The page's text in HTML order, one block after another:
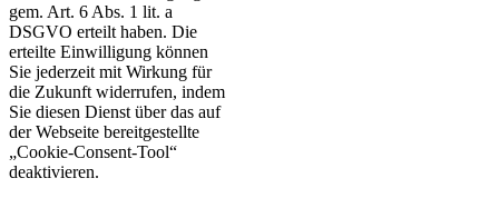
gem. Art. 6 Abs. 1 lit. a
DSGVO erteilt haben. Die
erteilte Einwilligung können
Sie jederzeit mit Wirkung für
die Zukunft widerrufen, indem
Sie diesen Dienst über das auf
der Webseite bereitgestellte
„Cookie-Consent-Tool“
deaktivieren.